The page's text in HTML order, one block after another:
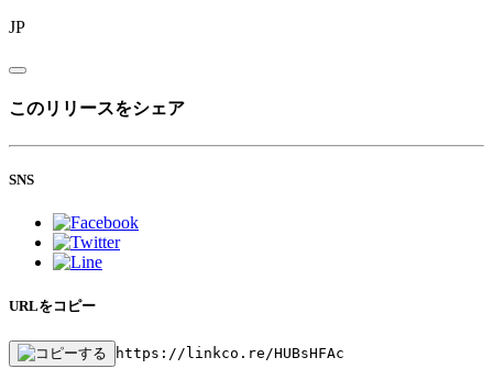
JP
このリリースをシェア
SNS
URLをコピー
https://linkco.re/HUBsHFAc